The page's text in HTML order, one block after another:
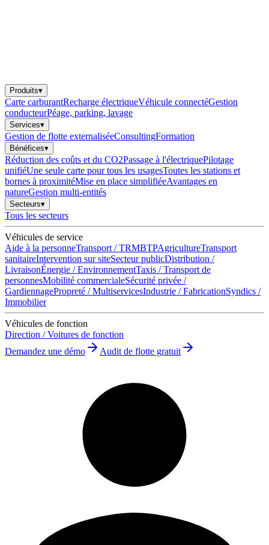
Produits▾
Carte carburantRecharge électriqueVéhicule connectéGestion
conducteurPéage, parking, lavage
Services▾
Gestion de flotte externaliséeConsultingFormation
Bénéfices▾
Réduction des coûts et du CO2Passage à l'électriquePilotage
unifiéUne seule carte pour tous les usagesToutes les stations et
bornes à proximitéMise en place simplifiéeAvantages en
natureGestion multi-entités
Secteurs▾
Tous les secteurs
Véhicules de service
Aide à la personneTransport / TRMBTPAgricultureTransport
sanitaireIntervention sur siteSecteur publicDistribution /
LivraisonÉnergie / EnvironnementTaxis / Transport de
personnesMobilité commercialeSécurité privée /
GardiennagePropreté / MultiservicesIndustrie / FabricationSyndics /
Immobilier
Véhicules de fonction
Direction / Voitures de fonction
Demandez une démo
Audit de flotte gratuit